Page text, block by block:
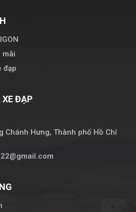
mãi
đạp
XE ĐẠP
Chánh Hưng, Thành phố Hồ Chí